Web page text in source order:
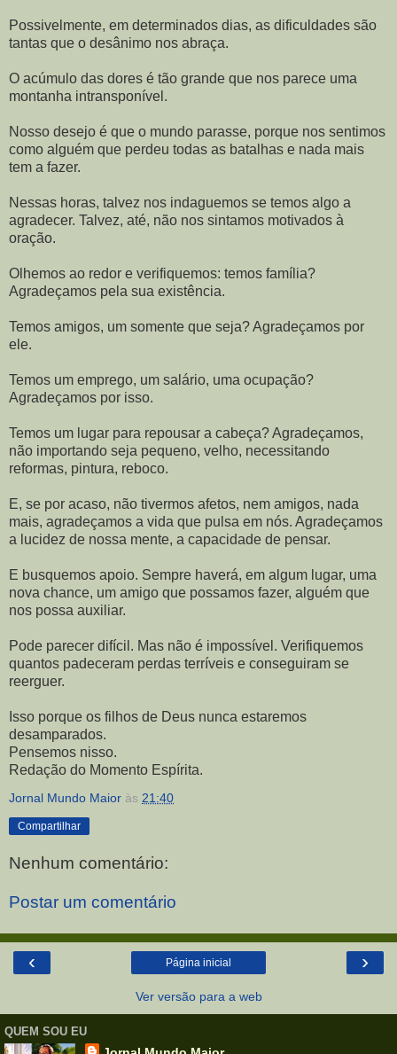
Possivelmente, em determinados dias, as dificuldades são
tantas que o desânimo nos abraça.
O acúmulo das dores é tão grande que nos parece uma
montanha intransponível.
Nosso desejo é que o mundo parasse, porque nos sentimos
como alguém que perdeu todas as batalhas e nada mais
tem a fazer.
Nessas horas, talvez nos indaguemos se temos algo a
agradecer. Talvez, até, não nos sintamos motivados à
oração.
Olhemos ao redor e verifiquemos: temos família?
Agradeçamos pela sua existência.
Temos amigos, um somente que seja? Agradeçamos por
ele.
Temos um emprego, um salário, uma ocupação?
Agradeçamos por isso.
Temos um lugar para repousar a cabeça? Agradeçamos,
não importando seja pequeno, velho, necessitando
reformas, pintura, reboco.
E, se por acaso, não tivermos afetos, nem amigos, nada
mais, agradeçamos a vida que pulsa em nós. Agradeçamos
a lucidez de nossa mente, a capacidade de pensar.
E busquemos apoio. Sempre haverá, em algum lugar, uma
nova chance, um amigo que possamos fazer, alguém que
nos possa auxiliar.
Pode parecer difícil. Mas não é impossível. Verifiquemos
quantos padeceram perdas terríveis e conseguiram se
reerguer.
Isso porque os filhos de Deus nunca estaremos
desamparados.
Pensemos nisso.
Redação do Momento Espírita.
Jornal Mundo Maior às 21:40
Compartilhar
Nenhum comentário:
Postar um comentário
‹ ›
Página inicial
Ver versão para a web
QUEM SOU EU